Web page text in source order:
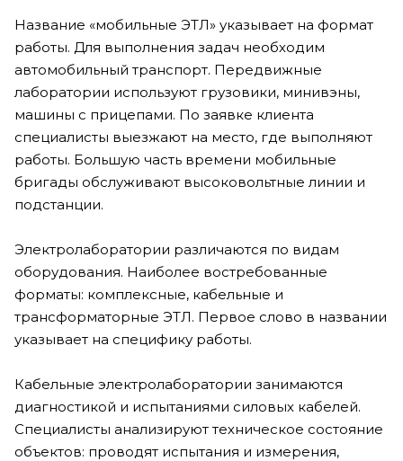
Название «мобильные ЭТЛ» указывает на формат
работы. Для выполнения задач необходим
автомобильный транспорт. Передвижные
лаборатории используют грузовики, минивэны,
машины с прицепами. По заявке клиента
специалисты выезжают на место, где выполняют
работы. Большую часть времени мобильные
бригады обслуживают высоковольтные линии и
подстанции.
Электролаборатории различаются по видам
оборудования. Наиболее востребованные
форматы: комплексные, кабельные и
трансформаторные ЭТЛ. Первое слово в названии
указывает на специфику работы.
Кабельные электролаборатории занимаются
диагностикой и испытаниями силовых кабелей.
Специалисты анализируют техническое состояние
объектов: проводят испытания и измерения,